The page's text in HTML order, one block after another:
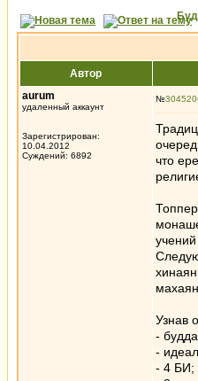
Автор
aurum
удаленный аккаунт
Зарегистрирован:
10.04.2012
Суждений: 6892
№304520
что
Узнав
-
-
- 4 БИ;